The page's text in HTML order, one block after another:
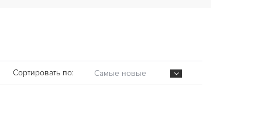
Сортировать по: Самые новые